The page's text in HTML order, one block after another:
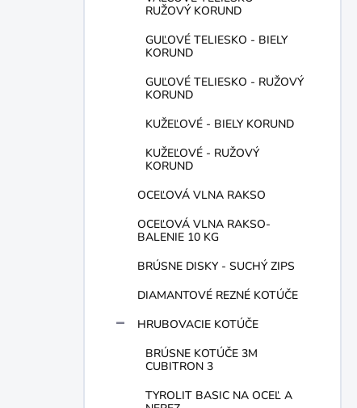
RUŽOVÝ KORUND
GUĽOVÉ TELIESKO - BIELY
KORUND
GUĽOVÉ TELIESKO - RUŽOVÝ
KORUND
KUŽEĽOVÉ - BIELY KORUND
KUŽEĽOVÉ - RUŽOVÝ
KORUND
OCEĽOVÁ VLNA RAKSO
OCEĽOVÁ VLNA RAKSO-
BALENIE 10 KG
BRÚSNE DISKY - SUCHÝ ZIPS
DIAMANTOVÉ REZNÉ KOTÚČE
HRUBOVACIE KOTÚČE
BRÚSNE KOTÚČE 3M
CUBITRON 3
TYROLIT BASIC NA OCEĽ A